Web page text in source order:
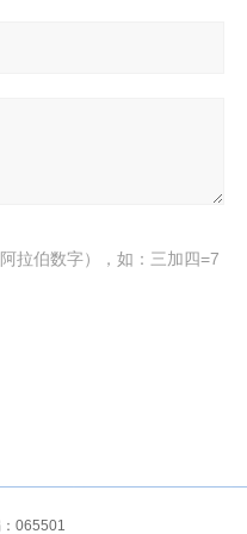
拉伯数字），如：三加四=7
065501